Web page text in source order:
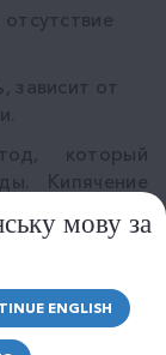
зависит от
который
Кипячение
и магния,
для
для
мову за
ENGLISH